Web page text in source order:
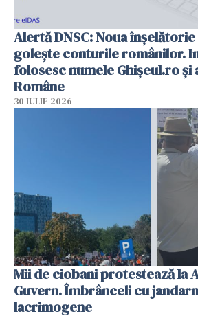
Alertă DNSC: Noua
golește conturile românilor.
folosesc numele Ghișeul.ro și
Române
30 IULIE 2026
Mii de ciobani protestează la
Guvern. Îmbrânceli cu
lacrimogene